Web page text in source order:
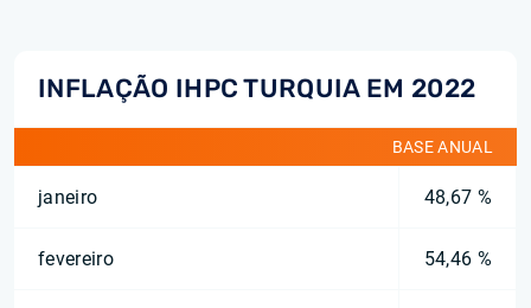
INFLAÇÃO IHPC TURQUIA EM 2022
BASE ANUAL
janeiro 48,67 %
fevereiro 54,46 %